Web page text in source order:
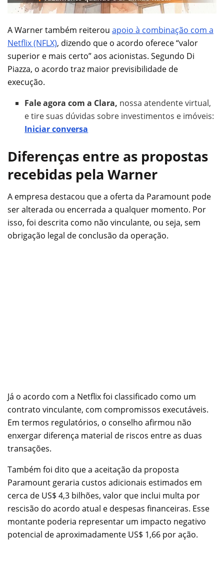
A Warner também reiterou apoio à combinação com a
Netflix (NFLX), dizendo que o acordo oferece “valor
superior e mais certo” aos acionistas. Segundo Di
Piazza, o acordo traz maior previsibilidade de
execução.
Fale agora com a Clara, nossa atendente virtual,
e tire suas dúvidas sobre investimentos e imóveis:
Iniciar conversa
Diferenças entre as propostas
recebidas pela Warner
A empresa destacou que a oferta da Paramount pode
ser alterada ou encerrada a qualquer momento. Por
isso, foi descrita como não vinculante, ou seja, sem
obrigação legal de conclusão da operação.
Já o acordo com a Netflix foi classificado como um
contrato vinculante, com compromissos executáveis.
Em termos regulatórios, o conselho afirmou não
enxergar diferença material de riscos entre as duas
transações.
Também foi dito que a aceitação da proposta
Paramount geraria custos adicionais estimados em
cerca de US$ 4,3 bilhões, valor que inclui multa por
rescisão do acordo atual e despesas financeiras. Esse
montante poderia representar um impacto negativo
potencial de aproximadamente US$ 1,66 por ação.